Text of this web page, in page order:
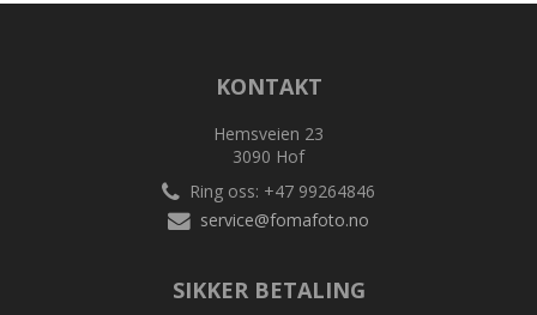
KONTAKT
Hemsveien 23
3090 Hof
Ring oss: +47 99264846
service@fomafoto.no
SIKKER BETALING